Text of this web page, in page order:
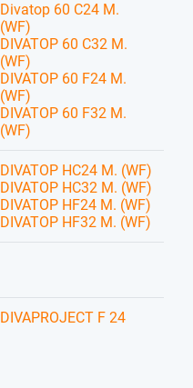
Divatop 60 C24 M.
(WF)
DIVATOP 60 C32 M.
(WF)
DIVATOP 60 F24 M.
(WF)
DIVATOP 60 F32 M.
(WF)
DIVATOP HC24 M. (WF)
DIVATOP HC32 M. (WF)
DIVATOP HF24 M. (WF)
DIVATOP HF32 M. (WF)
DIVAPROJECT F 24